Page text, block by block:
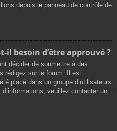
depuis le panneau de contrôle de
il besoin d’être approuvé ?
décider de soumettre à des
rédigez sur le forum. Il est
placé dans un groupe d’utilisateurs
veuillez contacter un